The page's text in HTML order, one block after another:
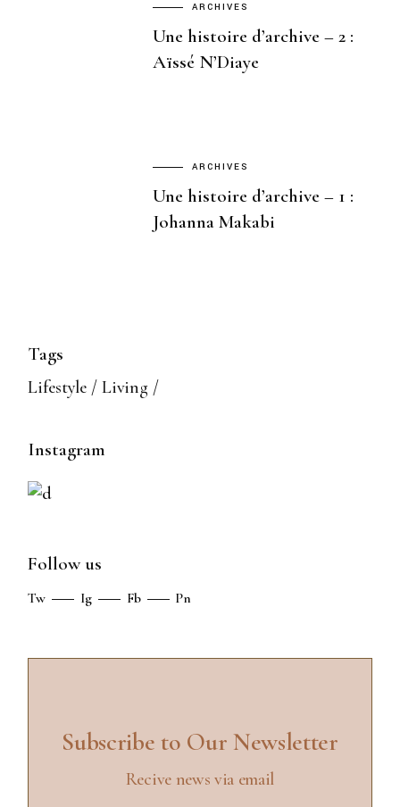
ARCHIVES
Une histoire d’archive – 2 :
Aïssé N’Diaye
ARCHIVES
Une histoire d’archive – 1 :
Johanna Makabi
Tags
Lifestyle Living
Instagram
Follow us
Tw Ig Fb Pn
Subscribe to Our Newsletter
Recive news via email